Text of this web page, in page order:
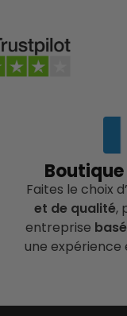
Faites le choix
et de qualité,
entreprise
une expérience